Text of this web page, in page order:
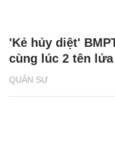
QUÂN SỰ
'Kẻ hủy diệt'
cùng lúc 2 tên